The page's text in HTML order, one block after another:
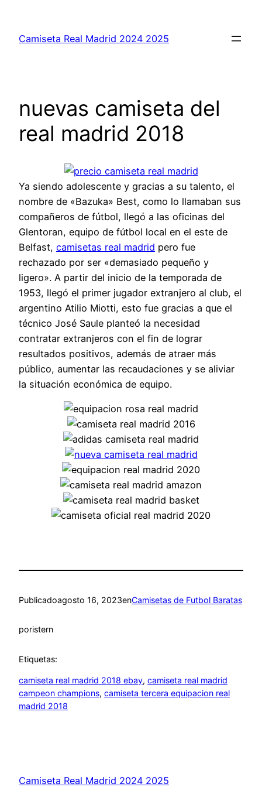
contenido
Camiseta Real Madrid 2024 2025
nuevas camiseta del
real madrid 2018
Ya siendo adolescente y gracias a su talento, el
nombre de «Bazuka» Best, como lo llamaban sus
compañeros de fútbol, llegó a las oficinas del
Glentoran, equipo de fútbol local en el este de
Belfast, camisetas real madrid pero fue
rechazado por ser «demasiado pequeño y
ligero». A partir del inicio de la temporada de
1953, llegó el primer jugador extranjero al club, el
argentino Atilio Miotti, esto fue gracias a que el
técnico José Saule planteó la necesidad
contratar extranjeros con el fin de lograr
resultados positivos, además de atraer más
público, aumentar las recaudaciones y se aliviar
la situación económica de equipo.
Publicadoagosto 16, 2023enCamisetas de Futbol Baratas
poristern
Etiquetas:
camiseta real madrid 2018 ebay, camiseta real madrid
campeon champions, camiseta tercera equipacion real
madrid 2018
Camiseta Real Madrid 2024 2025